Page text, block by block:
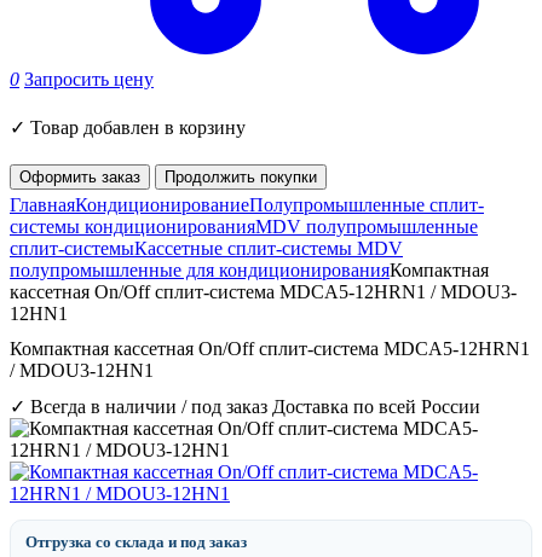
0 Запросить цену
✓ Товар добавлен в корзину
Оформить заказ Продолжить покупки
ГлавнаяКондиционированиеПолупромышленные сплит-
системы кондиционированияMDV полупромышленные
сплит-системыКассетные сплит-системы MDV
полупромышленные для кондиционированияКомпактная
кассетная On/Off сплит-система MDCA5-12HRN1 / MDOU3-
12HN1
Компактная кассетная On/Off сплит-система MDCA5-12HRN1
/ MDOU3-12HN1
✓ Всегда в наличии / под заказ Доставка по всей России
Отгрузка со склада и под заказ